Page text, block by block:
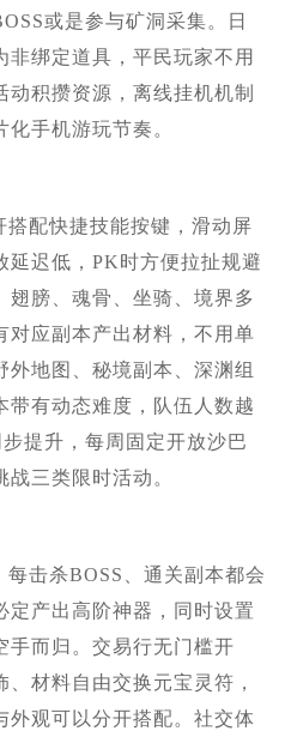
或是参与矿洞采集。日
绑定道具，平民玩家不用
积攒资源，离线挂机机制
手机游玩节奏。
配快捷技能按键，滑动屏
延迟低，PK时方便拉扯规避
翅膀、魂骨、坐骑、境界多
对应副本产出材料，不用单
地图、秘境副本、深渊组
带有动态难度，队伍人数越
提升，每周固定开放沙巴
三类限时活动。
击杀BOSS、通关副本都会
定产出高阶神器，同时设置
手而归。交易行无门槛开
材料自由交换元宝灵符，
外观可以分开搭配。社交体